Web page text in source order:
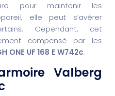
pour maintenir les
elle peut s’avérer
Cependant, cet
compensé par les
ONE UF 168 E W742c.
Valberg